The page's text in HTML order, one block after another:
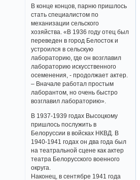
В конце концов, парню пришлось
стать специалистом по
механизации сельского
хозяйства. «В 1936 году отец был
переведен в город Белосток и
устроился в сельскую
лабораторию, где он возглавил
лабораторию искусственного
осеменения, - продолжает актер.
– Вначале работал простым
лаборантом, но очень быстро
возглавил лабораторию».
В 1937-1939 годах Высоцкому
пришлось послужить в
Белоруссии в войсках НКВД. В
1940-1941 годах он два года был
на театральной сцене как актер
театра Белорусского военного
округа.
Наконец, в сентябре 1941 года